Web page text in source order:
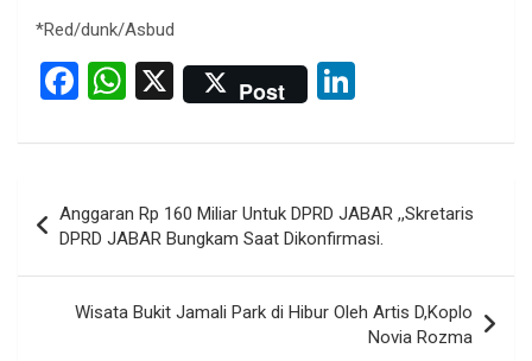
*Red/dunk/Asbud
F
ce
o
o
k
W
at
s
A
p
p
X Post
ke
dI
n
navigation
Anggaran Rp 160 Miliar Untuk DPRD JABAR ,,Skretaris
DPRD JABAR Bungkam Saat Dikonfirmasi.
Wisata Bukit Jamali Park di Hibur Oleh Artis D,Koplo
Novia Rozma